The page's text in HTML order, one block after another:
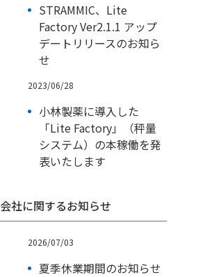
STRAMMIC、Lite
Factory Ver2.1.1 アップ
デートリリースのお知ら
せ
2023/06/28
小林製薬に導入した
「Lite Factory」（秤量
システム）の本稼働を発
表いたします
会社に関するお知らせ
2026/07/03
夏季休業期間のお知らせ